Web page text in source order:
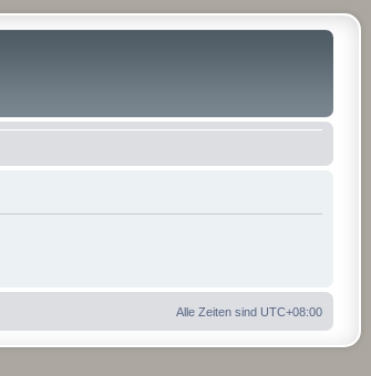
Alle Zeiten sind UTC+08:00